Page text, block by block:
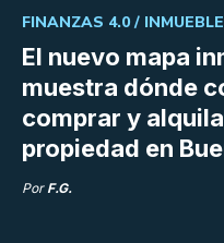
El nuevo mapa
muestra dónde
comprar y
propiedad en
FINANZAS 4.0 /
Por F.G.